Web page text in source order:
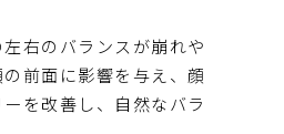
右のバランスが崩れや
前面に影響を与え、顔
を改善し、自然なバラ